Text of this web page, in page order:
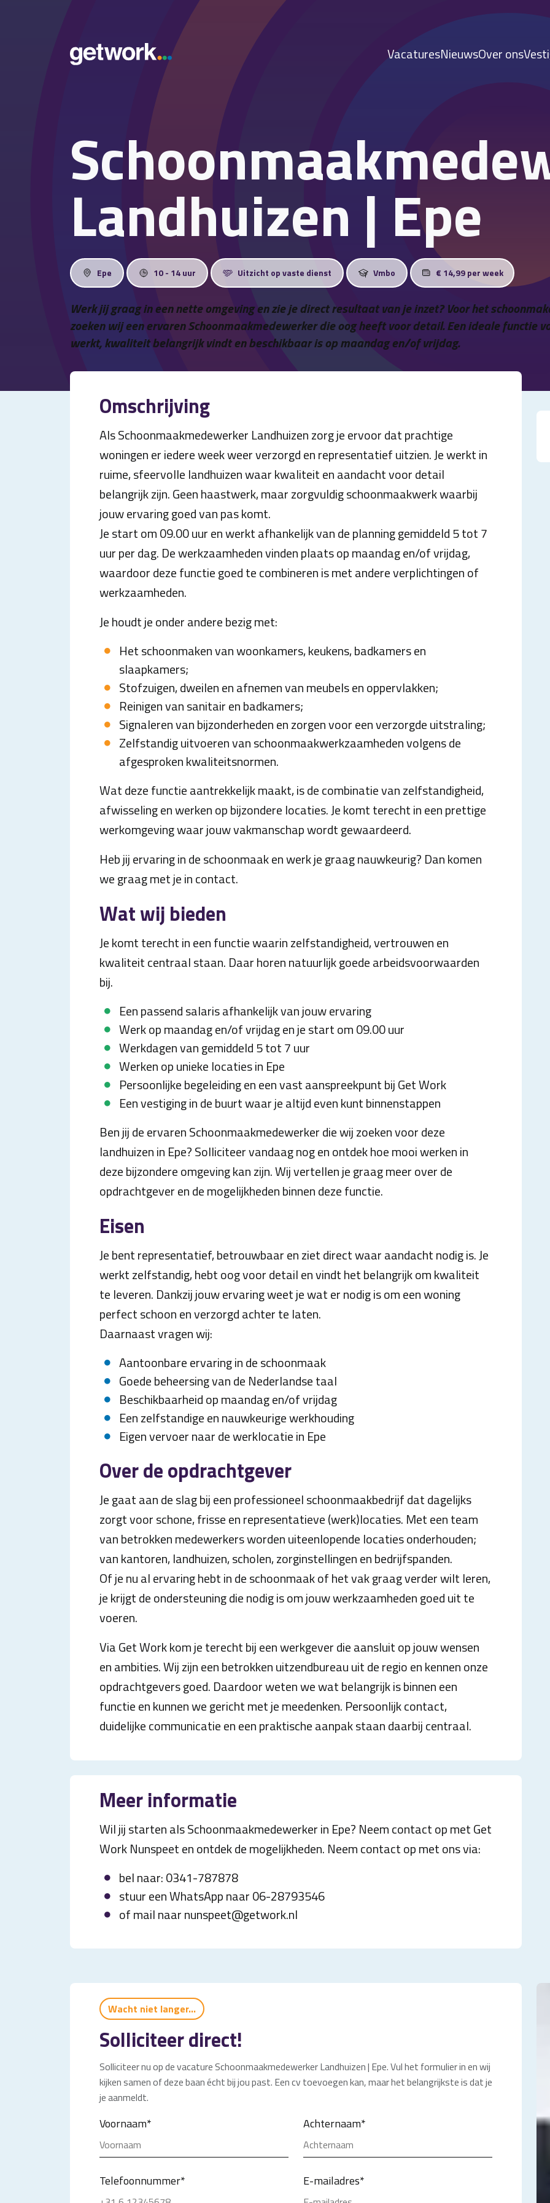
VacaturesNieuwsOver ons
Landhuizen | Epe
Epe 10 - 14 uur Uitzicht op vaste dienst Vmbo € 14,99 per week
Werk jij graag in een nette omgeving en zie je direct resultaat van je inzet? Voor het
zoeken wij een ervaren Schoonmaakmedewerker die oog heeft voor detail. Een ideale functie
werkt, kwaliteit belangrijk vindt en beschikbaar is op maandag en/of vrijdag.
Omschrijving
Als Schoonmaakmedewerker Landhuizen zorg je ervoor dat prachtige
woningen er iedere week weer verzorgd en representatief uitzien. Je werkt in
ruime, sfeervolle landhuizen waar kwaliteit en aandacht voor detail
belangrijk zijn. Geen haastwerk, maar zorgvuldig schoonmaakwerk waarbij
jouw ervaring goed van pas komt.
Je start om 09.00 uur en werkt afhankelijk van de planning gemiddeld 5 tot 7
uur per dag. De werkzaamheden vinden plaats op maandag en/of vrijdag,
waardoor deze functie goed te combineren is met andere verplichtingen of
werkzaamheden.
Je houdt je onder andere bezig met:
Het schoonmaken van woonkamers, keukens, badkamers en
slaapkamers;
Stofzuigen, dweilen en afnemen van meubels en oppervlakken;
Reinigen van sanitair en badkamers;
Signaleren van bijzonderheden en zorgen voor een verzorgde uitstraling;
Zelfstandig uitvoeren van schoonmaakwerkzaamheden volgens de
afgesproken kwaliteitsnormen.
Wat deze functie aantrekkelijk maakt, is de combinatie van zelfstandigheid,
afwisseling en werken op bijzondere locaties. Je komt terecht in een prettige
werkomgeving waar jouw vakmanschap wordt gewaardeerd.
Heb jij ervaring in de schoonmaak en werk je graag nauwkeurig? Dan komen
we graag met je in contact.
Wat wij bieden
Je komt terecht in een functie waarin zelfstandigheid, vertrouwen en
kwaliteit centraal staan. Daar horen natuurlijk goede arbeidsvoorwaarden
bij.
Een passend salaris afhankelijk van jouw ervaring
Werk op maandag en/of vrijdag en je start om 09.00 uur
Werkdagen van gemiddeld 5 tot 7 uur
Werken op unieke locaties in Epe
Persoonlijke begeleiding en een vast aanspreekpunt bij Get Work
Een vestiging in de buurt waar je altijd even kunt binnenstappen
Ben jij de ervaren Schoonmaakmedewerker die wij zoeken voor deze
landhuizen in Epe? Solliciteer vandaag nog en ontdek hoe mooi werken in
deze bijzondere omgeving kan zijn. Wij vertellen je graag meer over de
opdrachtgever en de mogelijkheden binnen deze functie.
Eisen
Je bent representatief, betrouwbaar en ziet direct waar aandacht nodig is. Je
werkt zelfstandig, hebt oog voor detail en vindt het belangrijk om kwaliteit
te leveren. Dankzij jouw ervaring weet je wat er nodig is om een woning
perfect schoon en verzorgd achter te laten.
Daarnaast vragen wij:
Aantoonbare ervaring in de schoonmaak
Goede beheersing van de Nederlandse taal
Beschikbaarheid op maandag en/of vrijdag
Een zelfstandige en nauwkeurige werkhouding
Eigen vervoer naar de werklocatie in Epe
Over de opdrachtgever
Je gaat aan de slag bij een professioneel schoonmaakbedrijf dat dagelijks
zorgt voor schone, frisse en representatieve (werk)locaties. Met een team
van betrokken medewerkers worden uiteenlopende locaties onderhouden;
van kantoren, landhuizen, scholen, zorginstellingen en bedrijfspanden.
Of je nu al ervaring hebt in de schoonmaak of het vak graag verder wilt leren,
je krijgt de ondersteuning die nodig is om jouw werkzaamheden goed uit te
voeren.
Via Get Work kom je terecht bij een werkgever die aansluit op jouw wensen
en ambities. Wij zijn een betrokken uitzendbureau uit de regio en kennen onze
opdrachtgevers goed. Daardoor weten we wat belangrijk is binnen een
functie en kunnen we gericht met je meedenken. Persoonlijk contact,
duidelijke communicatie en een praktische aanpak staan daarbij centraal.
Meer informatie
Wil jij starten als Schoonmaakmedewerker in Epe? Neem contact op met Get
Work Nunspeet en ontdek de mogelijkheden. Neem contact op met ons via:
bel naar: 0341-787878
stuur een WhatsApp naar 06-28793546
of mail naar nunspeet@getwork.nl
Wacht niet langer...
Solliciteer direct!
Solliciteer nu op de vacature Schoonmaakmedewerker Landhuizen | Epe. Vul het formulier in en wij
kijken samen of deze baan écht bij jou past. Een cv toevoegen kan, maar het belangrijkste is dat je
je aanmeldt.
Voornaam* Achternaam*
Telefoonnummer* E-mailadres*